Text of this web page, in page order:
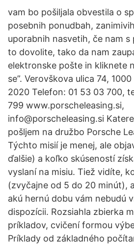
vam bo pošiljala obvestila o
posebnih ponudbah,
uporabnih nasvetih, če nam
to dovolite, tako da nam
elektronske pošte in kliknete
se”. Verovškova ulica 74,
2020 Telefon: 01 53 03 700,
799 www.porscheleasing.si,
info@porscheleasing.si
pošljem na družbo Porsche
Týchto misií je menej, ale
ďalšie) a koľko skúseností
vyslaní na misiu. Tiež vidíte,
(zvyčajne od 5 do 20 minút),
akú hernú dobu vám nebudú
dispozícii. Rozsiahla zbierka
príkladov, cvičení formou
Príklady od základného